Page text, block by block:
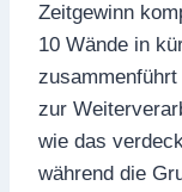
Zeitgewinn
10 Wände in
zur
wie das
während die